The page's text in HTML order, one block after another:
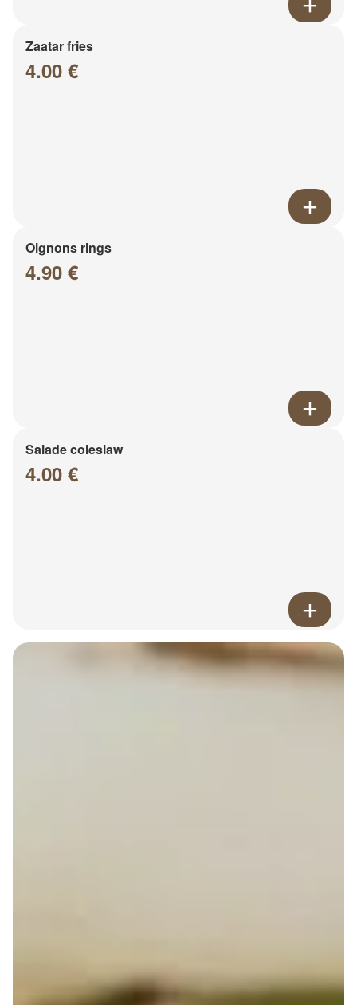
Zaatar fries
4.00 €
Oignons rings
4.90 €
Salade coleslaw
4.00 €